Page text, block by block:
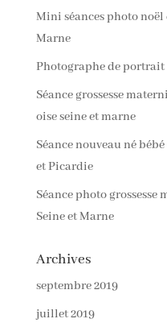
Mini séances photo noël
Marne
Photographe de
Séance grossesse
oise seine et marne
Séance nouveau né
et Picardie
Séance photo
Seine et Marne
Archives
septembre 2019
juillet 2019